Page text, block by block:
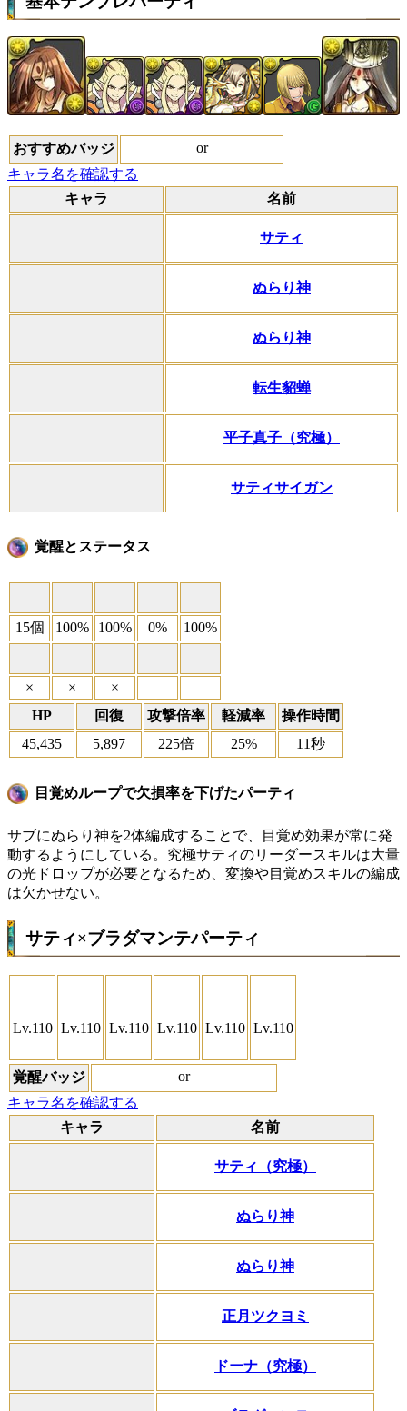
おすすめバッジ
or
キャラ名を確認する
キャラ
名前
サティ
ぬらり神
ぬらり神
転生貂蝉
平子真子（究極）
サティサイガン
覚醒とステータス
15個 100% 100% 0% 100%
× ×
×
HP
回復 攻撃倍率 軽減率
操作時間
45,435
5,897 225倍 25% 11秒
目覚めループで欠損率を下げたパーティ
サブにぬらり神を2体編成することで、目覚め効果が常に発
動するようにしている。究極サティのリーダースキルは大量
の光ドロップが必要となるため、変換や目覚めスキルの編成
は欠かせない。
サティ×ブラダマンテパーティ
Lv.110 Lv.110 Lv.110 Lv.110 Lv.110 Lv.110
覚醒バッジ
or
キャラ名を確認する
キャラ
名前
サティ（究極）
ぬらり神
ぬらり神
正月ツクヨミ
ドーナ（究極）